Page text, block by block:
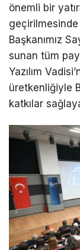
önemli bir
geçirilmesinde
Başkanımız
sunan tüm
Yazılım
üretkenliğiyle
katkılar